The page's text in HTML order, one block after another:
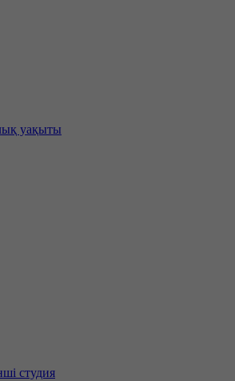
уақыты
студия